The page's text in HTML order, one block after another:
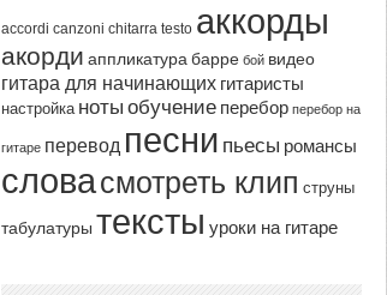
accordi canzoni chitarra testo аккорды
акорди аппликатура барре бой видео
гитара для начинающих гитаристы
настройка ноты обучение перебор перебор на
гитаре перевод песни пьесы романсы
словасмотреть клип струны
табулатуры тексты уроки на гитаре